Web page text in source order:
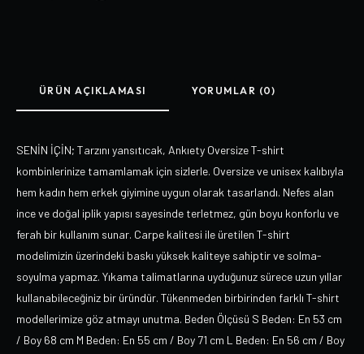
ÜRÜN AÇIKLAMASI YORUMLAR (0)
SENİN İÇİN; Tarzını yansıtıcak, Ankıety Oversize T-shirt
kombinlerinize tamamlamak için sizlerle. Oversize ve unisex kalıbıyla
hem kadın hem erkek giyimine uygun olarak tasarlandı. Nefes alan
ince ve doğal iplik yapısı sayesinde terletmez, gün boyu konforlu ve
ferah bir kullanım sunar. Carpe kalitesi ile üretilen T-shirt
modelimizin üzerindeki baskı yüksek kaliteye sahiptir ve solma-
soyulma yapmaz. Yıkama talimatlarına uyduğunuz sürece uzun yıllar
kullanabileceğiniz bir üründür. Tükenmeden birbirinden farklı T-shirt
modellerimize göz atmayı unutma. Beden Ölçüsü S Beden: En 53 cm
/ Boy 68 cm M Beden: En 55 cm / Boy 71 cm L Beden: En 56 cm / Boy